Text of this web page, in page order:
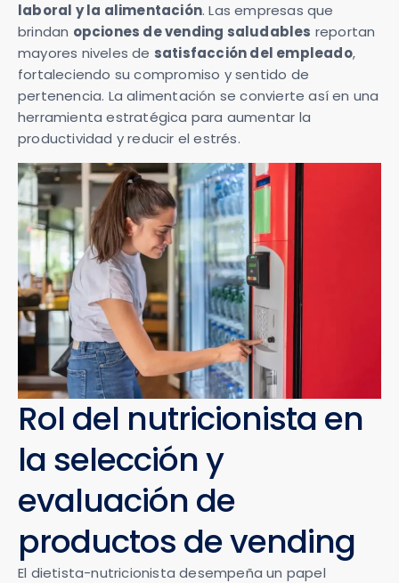
laboral y la alimentación. Las empresas que
brindan opciones de vending saludables reportan
mayores niveles de satisfacción del empleado,
fortaleciendo su compromiso y sentido de
pertenencia. La alimentación se convierte así en una
herramienta estratégica para aumentar la
productividad y reducir el estrés.
Rol del nutricionista en
la selección y
evaluación de
productos de vending
El dietista-nutricionista desempeña un papel